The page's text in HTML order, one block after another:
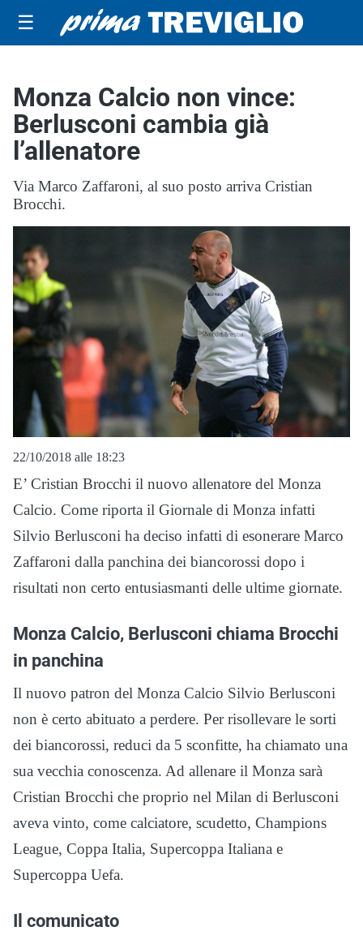
☰
Monza Calcio non vince:
Berlusconi cambia già
l’allenatore
Via Marco Zaffaroni, al suo posto arriva Cristian
Brocchi.
22/10/2018 alle 18:23
E’ Cristian Brocchi il nuovo allenatore del Monza
Calcio. Come riporta il Giornale di Monza infatti
Silvio Berlusconi ha deciso infatti di esonerare Marco
Zaffaroni dalla panchina dei biancorossi dopo i
risultati non certo entusiasmanti delle ultime giornate.
Monza Calcio, Berlusconi chiama Brocchi
in panchina
Il nuovo patron del Monza Calcio Silvio Berlusconi
non è certo abituato a perdere. Per risollevare le sorti
dei biancorossi, reduci da 5 sconfitte, ha chiamato una
sua vecchia conoscenza. Ad allenare il Monza sarà
Cristian Brocchi che proprio nel Milan di Berlusconi
aveva vinto, come calciatore, scudetto, Champions
League, Coppa Italia, Supercoppa Italiana e
Supercoppa Uefa.
Il comunicato